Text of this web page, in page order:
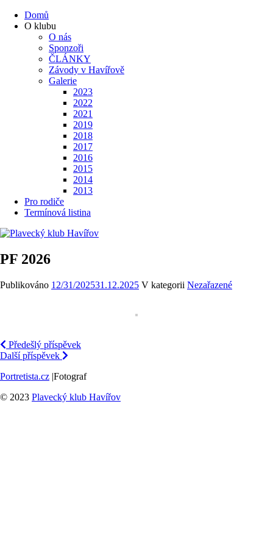
Domů
O klubu
O nás
Sponzoři
ČLÁNKY
Závody v Havířově
Galerie
2023
2022
2021
2019
2018
2017
2016
2015
2014
2013
Pro rodiče
Termínová listina
PF 2026
Publikováno 12/31/202531.12.2025 V kategorii Nezařazené
Předešlý příspěvek
Další příspěvek
Portretista.cz |Fotograf
© 2023 Plavecký klub Havířov